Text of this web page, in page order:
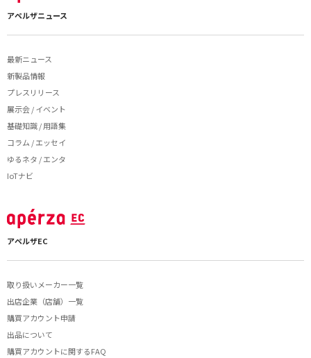
アペルザニュース
最新ニュース
新製品情報
プレスリリース
展示会 / イベント
基礎知識 / 用語集
コラム / エッセイ
ゆるネタ / エンタ
IoTナビ
アペルザEC
取り扱いメーカー一覧
出店企業（店舗）一覧
購買アカウント申請
出品について
購買アカウントに関するFAQ